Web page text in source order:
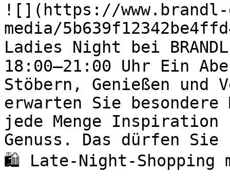
![](https://
media/
Ladies Night bei
18:00–21:00 Uhr Ein
Stöbern, Genießen und
erwarten Sie besondere
jede Menge
Genuss. Das dürfen
🛍️ Late-Night-